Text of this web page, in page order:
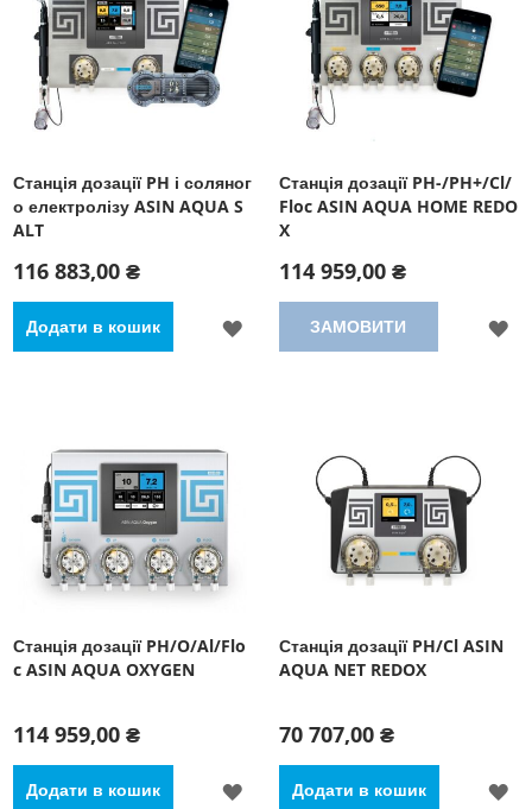
Станція дозації PH і соляног
о електролізу ASIN AQUA S
ALT
116 883,00 ₴
Додати в кошик
ДОДАТИ
Станція дозації PH-/PH+/Cl/
Floc ASIN AQUA HOME REDO
X
114 959,00 ₴
ЗАМОВИТИ
Станція дозації PH/O/Al/Flo
c ASIN AQUA OXYGEN
114 959,00 ₴
Додати в кошик ДОДАТИ
Станція дозації PH/Cl ASIN
AQUA NET REDOX
70 707,00 ₴
Додати в кошик